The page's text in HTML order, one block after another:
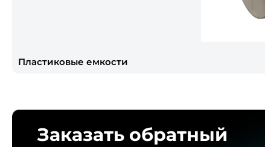
Пластиковые емкости
Заказать обратный